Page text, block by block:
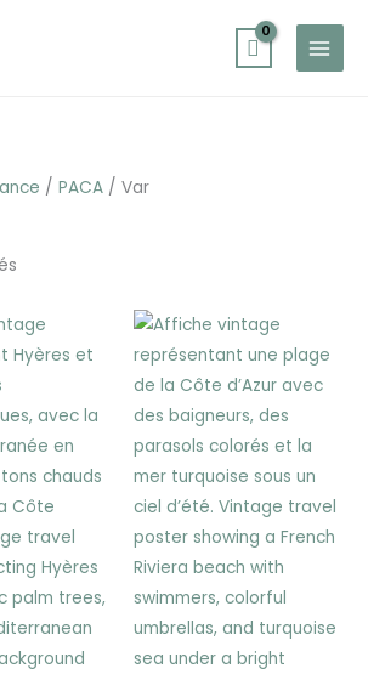
/PACA / Var
Plage
de
prix :
30,00 €
Plage
de
prix :
à
30,00 €